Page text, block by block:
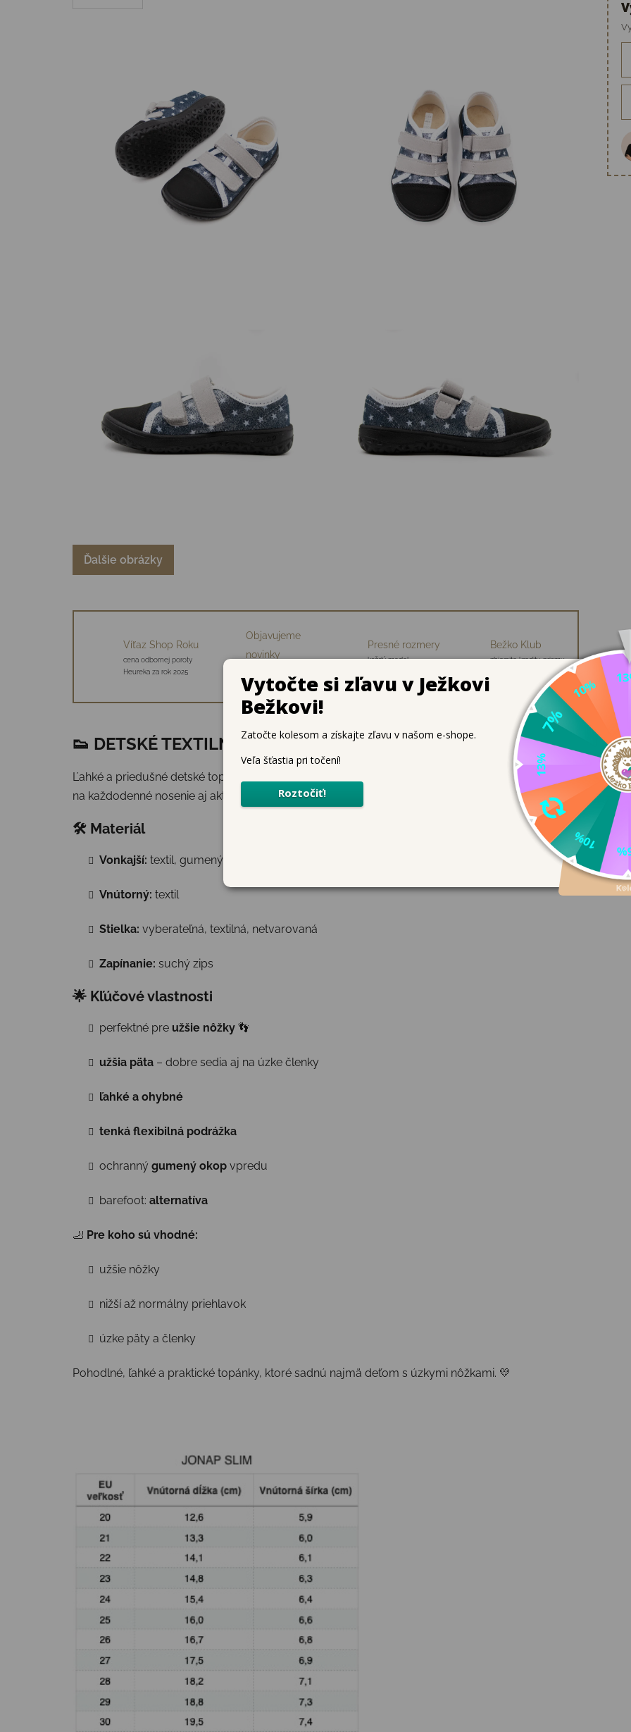
Ďalšie obrázky
Víťaz Shop Roku
cena odbornej poroty
Heureka za rok 2025
Objavujeme
novinky
značiek
Presné rozmery
každý model
Bežko Klub
zbierajte kredity, priamu
👟 DETSKÉ TEXTILNÉ TOPÁNKY – SLIM VERZIA
Ľahké a priedušné detské topánky v
, navrhnuté špeciálne pre užšie nôžky. Vďaka flexibilnej
na každodenné nosenie aj aktívne detské dobrodružstvá.
🛠 Materiál
Vonkajší: textil, gumený okop
Vnútorný: textil
Stielka: vyberateľná, textilná, netvarovaná
Zapínanie: suchý zips
🌟 Kľúčové vlastnosti
perfektné pre užšie nôžky 👣
užšia päta – dobre sedia aj na úzke členky
ľahké a ohybné
tenká flexibilná podrážka
ochranný gumený okop vpredu
barefoot: alternatíva
🦶 Pre koho sú vhodné:
užšie nôžky
nižší až normálny priehlavok
úzke päty a členky
Pohodlné, ľahké a praktické topánky, ktoré sadnú najmä deťom s úzkymi nôžkami. 💛